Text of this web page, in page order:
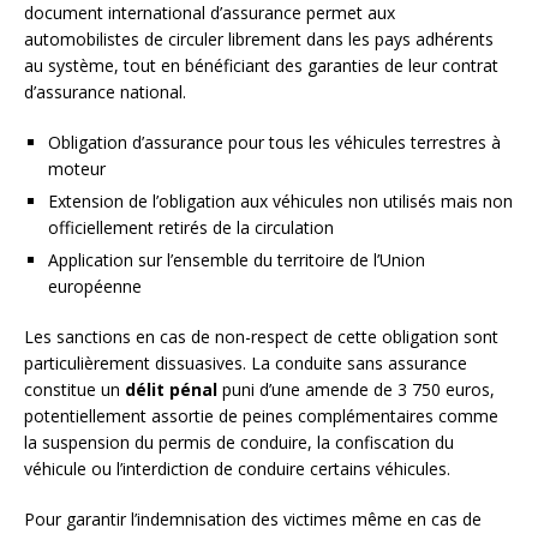
document international d’assurance permet aux
automobilistes de circuler librement dans les pays adhérents
au système, tout en bénéficiant des garanties de leur contrat
d’assurance national.
Obligation d’assurance pour tous les véhicules terrestres à
moteur
Extension de l’obligation aux véhicules non utilisés mais non
officiellement retirés de la circulation
Application sur l’ensemble du territoire de l’Union
européenne
Les sanctions en cas de non-respect de cette obligation sont
particulièrement dissuasives. La conduite sans assurance
constitue un délit pénal puni d’une amende de 3 750 euros,
potentiellement assortie de peines complémentaires comme
la suspension du permis de conduire, la confiscation du
véhicule ou l’interdiction de conduire certains véhicules.
Pour garantir l’indemnisation des victimes même en cas de